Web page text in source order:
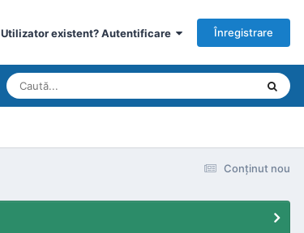
Utilizator existent? Autentificare Înregistrare
Conţinut nou